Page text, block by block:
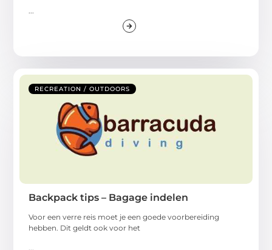
...
RECREATION / OUTDOORS
Backpack tips – Bagage indelen
Voor een verre reis moet je een goede voorbereiding
hebben. Dit geldt ook voor het